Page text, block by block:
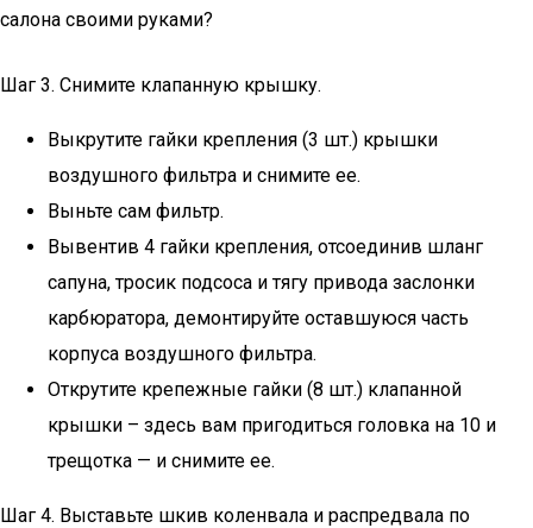
салона своими руками?
Шаг 3. Снимите клапанную крышку.
Выкрутите гайки крепления (3 шт.) крышки
воздушного фильтра и снимите ее.
Выньте сам фильтр.
Вывентив 4 гайки крепления, отсоединив шланг
сапуна, тросик подсоса и тягу привода заслонки
карбюратора, демонтируйте оставшуюся часть
корпуса воздушного фильтра.
Открутите крепежные гайки (8 шт.) клапанной
крышки – здесь вам пригодиться головка на 10 и
трещотка — и снимите ее.
Шаг 4. Выставьте шкив коленвала и распредвала по